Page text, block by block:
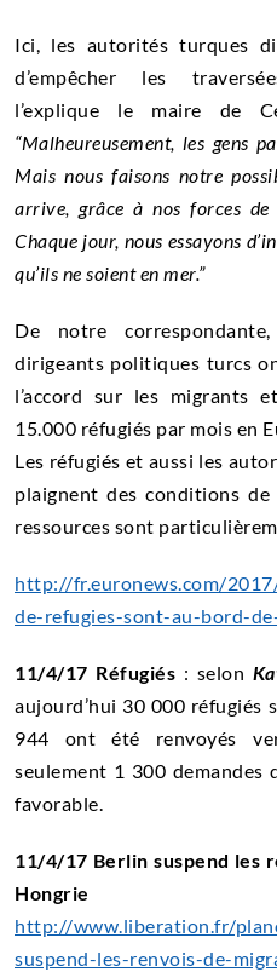
Ici, les autorités turques
d’empêcher les
l’explique le maire de
“Malheureusement, les gens
Mais nous faisons notre
arrive, grâce à nos forces de
Chaque jour, nous essayons
qu’ils ne soient en mer.”
De notre
dirigeants politiques turcs
l’accord sur les migrants
15.000 réfugiés par mois en
Les réfugiés et aussi les
plaignent des conditions
ressources sont
http://fr.euronews.com/
de-refugies-sont-au-bord-
11/4/17 Réfugiés : selon
aujourd’hui 30 000 réfugiés
944 ont été renvoyés
seulement 1 300 demandes
favorable.
11/4/17 Berlin suspend les
Hongrie
http://www.liberation.fr/
suspend-les-renvois-de-